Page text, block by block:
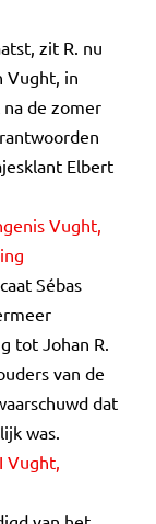
zit R. nu
Vught, in
de zomer
Elbert
Vught,
Sébas
tot Johan R.
van de
dat
was.
Vught,